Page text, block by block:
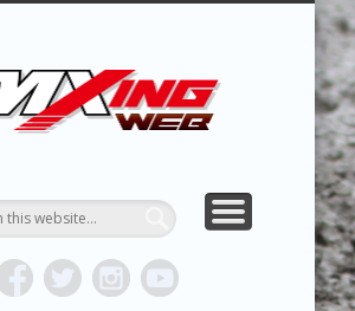
トク
HOME
TOPICS
ABOUT MX
RESULTS
REPORT
MXING & MXING＋PLUS
HYPER MXING
CONTACT